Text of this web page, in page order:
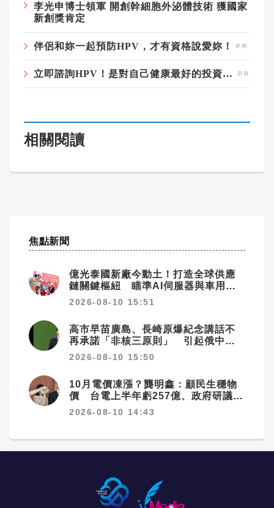
李光申博士領軍 開創幹細胞外泌體技術 獲國家
新創獎肯定
伴侶和妳一起預防HPV，才有資格說愛妳！
立即諮詢HPV！是對自己健康最好的投資，把握現在不嫌晚！
相關閱讀
焦點新聞
億光泰國新廠今動土！打造全球供應
鏈關鍵樞紐 瞄準AI伺服器與車用市
場
2026-08-10 15:51
高市早苗廣島、長崎原爆紀念講話不
再承諾「非核三原則」 引起俄中等
國警惕
2026-08-10 15:50
10月電價凍漲？龔明鑫：顧民生穩物
價 台電上半年虧257億、政府研議撥
補
2026-08-10 14:43